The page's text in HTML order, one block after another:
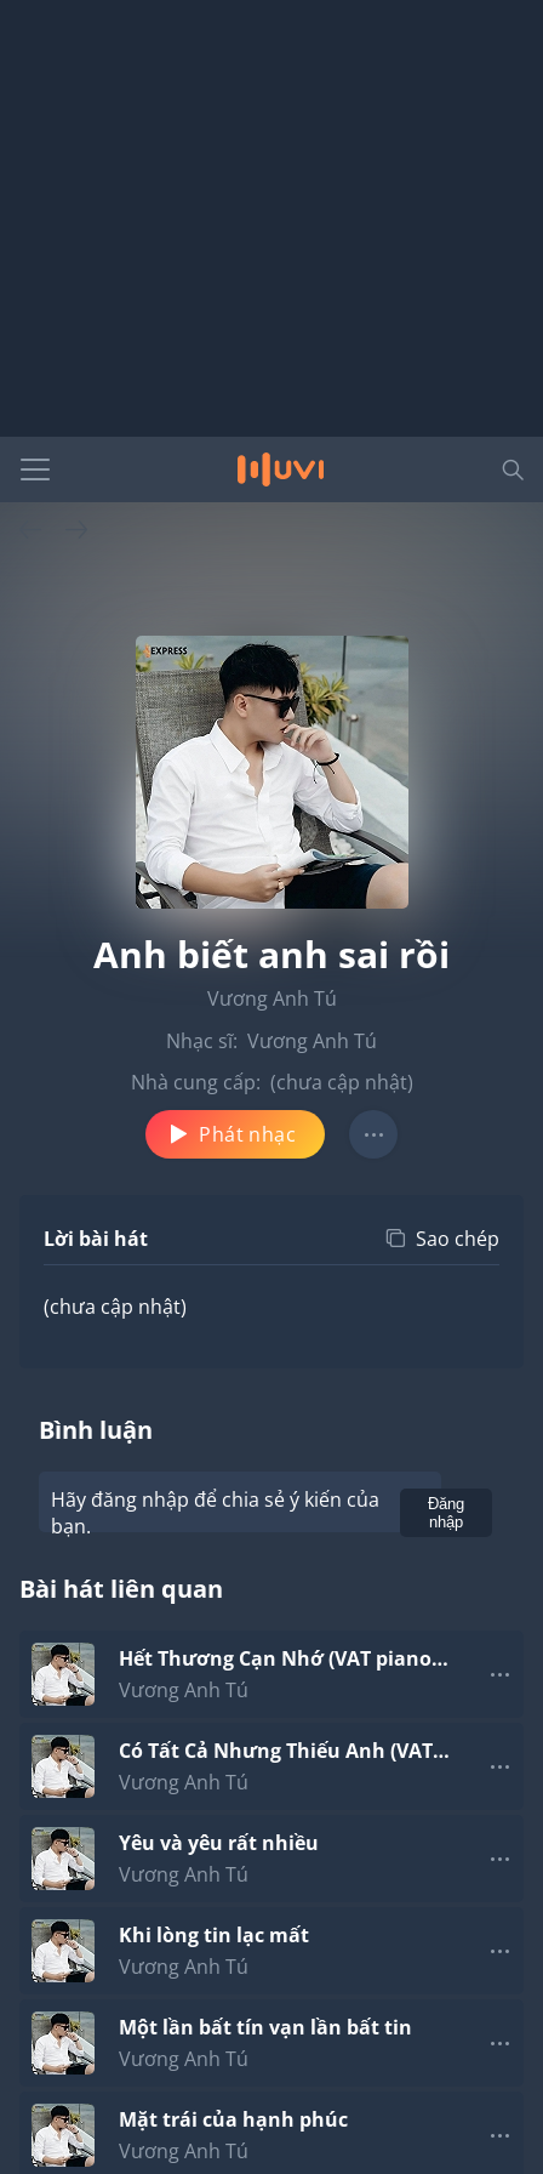
Anh biết anh sai rồi
Vương Anh Tú
Nhạc sĩ: Vương Anh Tú
Nhà cung cấp: (chưa cập nhật)
Phát nhạc
Lời bài hát Sao chép
(chưa cập nhật)
Bình luận
Hãy đăng nhập để chia sẻ ý kiến của
bạn.
Đăng
nhập
Bài hát liên quan
Hết Thương Cạn Nhớ (VAT piano
version)
Vương Anh Tú
Có Tất Cả Nhưng Thiếu Anh (VAT
piano version)
Vương Anh Tú
Yêu và yêu rất nhiều
Vương Anh Tú
Khi lòng tin lạc mất
Vương Anh Tú
Một lần bất tín vạn lần bất tin
Vương Anh Tú
Mặt trái của hạnh phúc
Vương Anh Tú